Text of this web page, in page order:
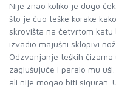
Nije znao koliko je dugo
što je čuo teške korake
skrovišta na četvrtom katu
izvadio majušni sklopivi
Odzvanjanje teških
zaglušujuće i paralo mu
ali nije mogao biti siguran.